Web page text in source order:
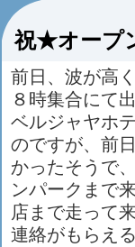
祝★オープ
前日、波が高
８時集合にて
ベルジャヤホ
のですが、前
かったそうで
ンパークまで
店まで走って
連絡がもらえ